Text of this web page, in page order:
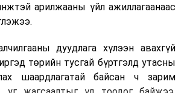
арилжааны үйл ажиллагаанаас
дуудлага хүлээн авахгүй
төрийн тусгай бүртгэлд утасны
шаардлагатай байсан ч зарим